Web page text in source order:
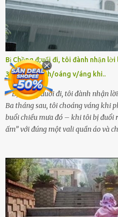
bà Đỗ Thị Nga, lập tức ra quyết
viện cớ “không đủ khả năng nuôi
quyền giám hộ, yêu cầu bệnh viện
bỏ rơi. Trong khi ấy, con gái ruột
mê man sau sinh, hoàn toàn
Thiếu úy Nguyễn Thị Mai, một nữ
tình cờ chứng kiến giây phút bé bị
hỏn, bàn tay bé xíu co quắp, ...
Bị Chồng đ;uổi đi, tôi đành nhận lời
3 tháng sau ch/oáng v/áng khi..
“Bị chồng đuổi đi, tôi đành nhận
Ba tháng sau, tôi choáng váng khi
buổi chiều mưa đó – khi tôi bị đuổi
ấm” với đúng một vali quần áo và
cưới cô để có con. Không phải để
khóc lóc,” anh ta gằn giọng, đẩy
Tiếng cánh cửa đóng lại, vang lên
đứng chết lặng giữa cơn mưa, không
mất sớm. Tôi chẳng có anh chị em.